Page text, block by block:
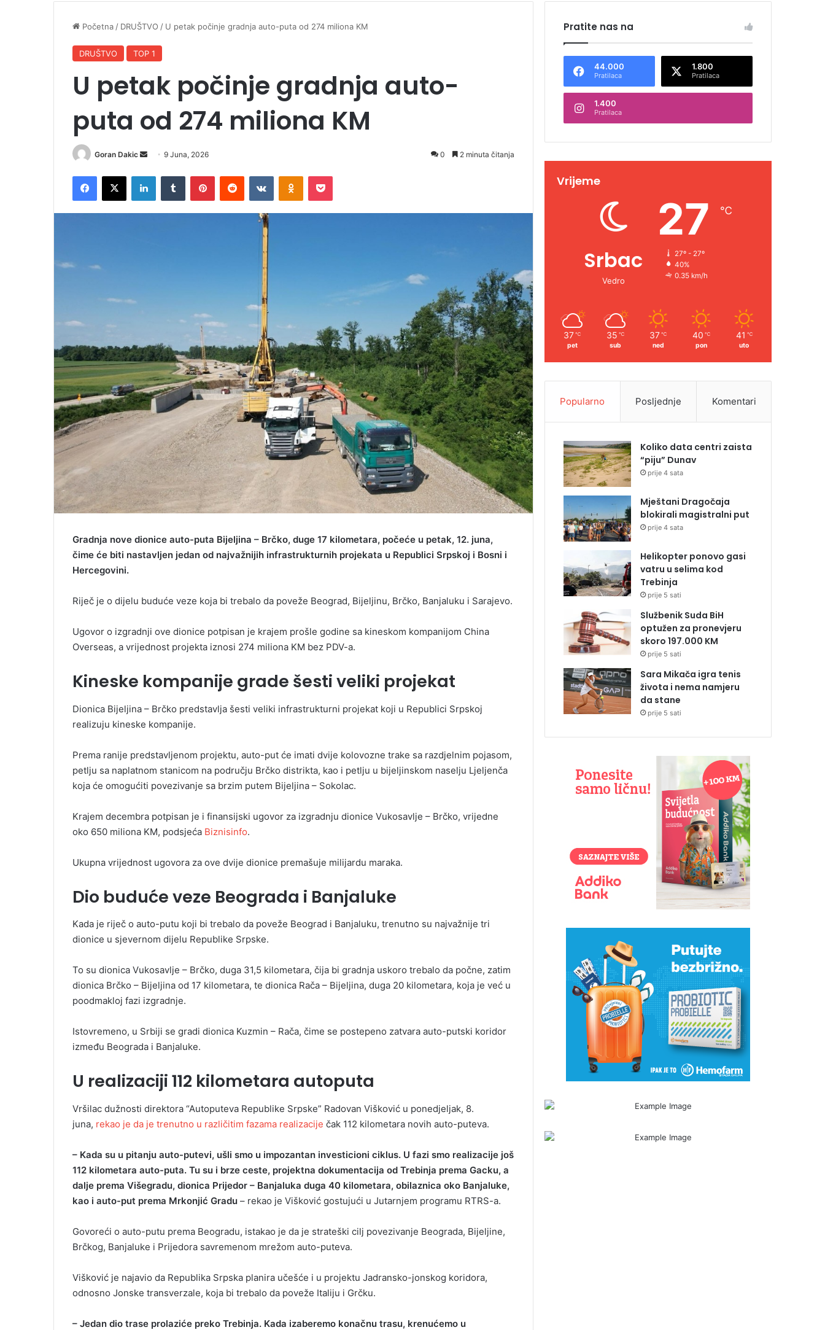
Početna / DRUŠTVO / U petak počinje gradnja auto-puta od 274 miliona KM
DRUŠTVO TOP 1
U petak počinje gradnja auto-
puta od 274 miliona KM
Goran Dakic
a
9 Juna, 2026 0 2 minuta čitanja
Gradnja nove dionice auto-puta Bijeljina – Brčko, duge 17 kilometara, počeće u petak, 12. juna,
čime će biti nastavljen jedan od najvažnijih infrastrukturnih projekata u Republici Srpskoj i Bosni i
Hercegovini.
Riječ je o dijelu buduće veze koja bi trebalo da poveže Beograd, Bijeljinu, Brčko, Banjaluku i Sarajevo.
Ugovor o izgradnji ove dionice potpisan je krajem prošle godine sa kineskom kompanijom China
Overseas, a vrijednost projekta iznosi 274 miliona KM bez PDV-a.
Kineske kompanije grade šesti veliki projekat
Dionica Bijeljina – Brčko predstavlja šesti veliki infrastrukturni projekat koji u Republici Srpskoj
realizuju kineske kompanije.
Prema ranije predstavljenom projektu, auto-put će imati dvije kolovozne trake sa razdjelnim pojasom,
petlju sa naplatnom stanicom na području Brčko distrikta, kao i petlju u bijeljinskom naselju Ljeljenča
koja će omogućiti povezivanje sa brzim putem Bijeljina – Sokolac.
Krajem decembra potpisan je i finansijski ugovor za izgradnju dionice Vukosavlje – Brčko, vrijedne
oko 650 miliona KM, podsjeća Biznisinfo.
Ukupna vrijednost ugovora za ove dvije dionice premašuje milijardu maraka.
Dio buduće veze Beograda i Banjaluke
Kada je riječ o auto-putu koji bi trebalo da poveže Beograd i Banjaluku, trenutno su najvažnije tri
dionice u sjevernom dijelu Republike Srpske.
To su dionica Vukosavlje – Brčko, duga 31,5 kilometara, čija bi gradnja uskoro trebalo da počne, zatim
dionica Brčko – Bijeljina od 17 kilometara, te dionica Rača – Bijeljina, duga 20 kilometara, koja je već u
poodmakloj fazi izgradnje.
Istovremeno, u Srbiji se gradi dionica Kuzmin – Rača, čime se postepeno zatvara auto-putski koridor
između Beograda i Banjaluke.
U realizaciji 112 kilometara autoputa
Vršilac dužnosti direktora “Autoputeva Republike Srpske” Radovan Višković u ponedjeljak, 8.
juna, rekao je da je trenutno u različitim fazama realizacije čak 112 kilometara novih auto-puteva.
– Kada su u pitanju auto-putevi, ušli smo u impozantan investicioni ciklus. U fazi smo realizacije još
112 kilometara auto-puta. Tu su i brze ceste, projektna dokumentacija od Trebinja prema Gacku, a
dalje prema Višegradu, dionica Prijedor – Banjaluka duga 40 kilometara, obilaznica oko Banjaluke,
kao i auto-put prema Mrkonjić Gradu – rekao je Višković gostujući u Jutarnjem programu RTRS-a.
Govoreći o auto-putu prema Beogradu, istakao je da je strateški cilj povezivanje Beograda, Bijeljine,
Brčkog, Banjaluke i Prijedora savremenom mrežom auto-puteva.
Višković je najavio da Republika Srpska planira učešće i u projektu Jadransko-jonskog koridora,
odnosno Jonske transverzale, koja bi trebalo da poveže Italiju i Grčku.
– Jedan dio trase prolaziće preko Trebinja. Kada izaberemo konačnu trasu, krenućemo u
Pratite nas na
44.000
Pratilaca
1.800
Pratilaca
1.400
Pratilaca
Vrijeme
Srbac
Vedro
27 ℃
27º - 27º
40%
0.35 km/h
37 ℃
pet
35 ℃
sub
37 ℃
ned
40 ℃
pon
41 ℃
uto
Popularno Posljednje Komentari
Koliko data centri zaista
“piju” Dunav
prije 4 sata
Mještani Dragočaja
blokirali magistralni put
prije 4 sata
Helikopter ponovo gasi
vatru u selima kod
Trebinja
prije 5 sati
Službenik Suda BiH
optužen za pronevjeru
skoro 197.000 KM
prije 5 sati
Sara Mikača igra tenis
života i nema namjeru
da stane
prije 5 sati